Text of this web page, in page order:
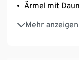
Ärmel mit
Mehr anzeigen
Stehkragen
Seitliche